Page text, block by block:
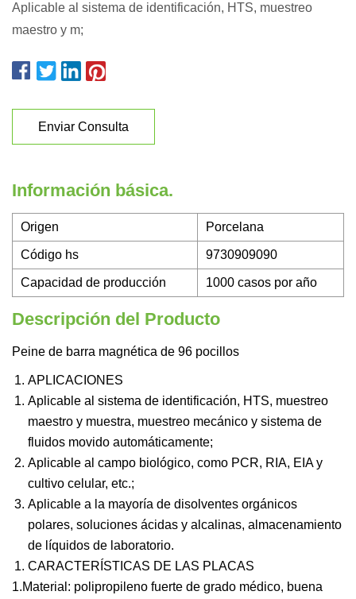
Aplicable al sistema de identificación, HTS, muestreo
maestro y m;
Enviar Consulta
Información básica.
Origen Porcelana
Código hs 9730909090
Capacidad de producción 1000 casos por año
Descripción del Producto
Peine de barra magnética de 96 pocillos
APLICACIONES
Aplicable al sistema de identificación, HTS, muestreo
maestro y muestra, muestreo mecánico y sistema de
fluidos movido automáticamente;
Aplicable al campo biológico, como PCR, RIA, EIA y
cultivo celular, etc.;
Aplicable a la mayoría de disolventes orgánicos
polares, soluciones ácidas y alcalinas, almacenamiento
de líquidos de laboratorio.
CARACTERÍSTICAS DE LAS PLACAS
1.Material: polipropileno fuerte de grado médico, buena